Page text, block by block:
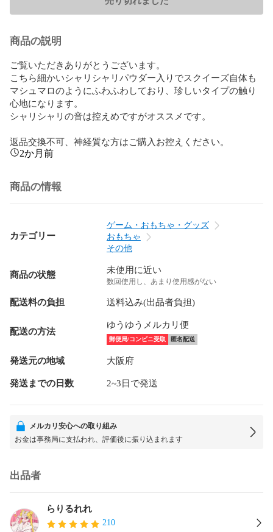
商品の説明
ご覧いただきありがとうございます。
こちら細かいシャリシャリパウダー入りでスクイーズ自体も
マシュマロのようにふわふわしており、珍しいタイプの触り
心地になります。
シャリシャリの音は控えめですがオススメです。
返品交換不可、神経質な方はご購入お控えください。
2か月前
商品の情報
カテゴリー
ゲーム・おもちゃ・グッズ
おもちゃ
その他
商品の状態 未使用に近い
数回使用し、あまり使用感がない
配送料の負担 送料込み(出品者負担)
配送の方法
ゆうゆうメルカリ便
郵便局/コンビニ受取 匿名配送
発送元の地域 大阪府
発送までの日数 2~3日で発送
メルカリ安心への取り組み
お金は事務局に支払われ、評価後に振り込まれます
出品者
らりるれれ
210